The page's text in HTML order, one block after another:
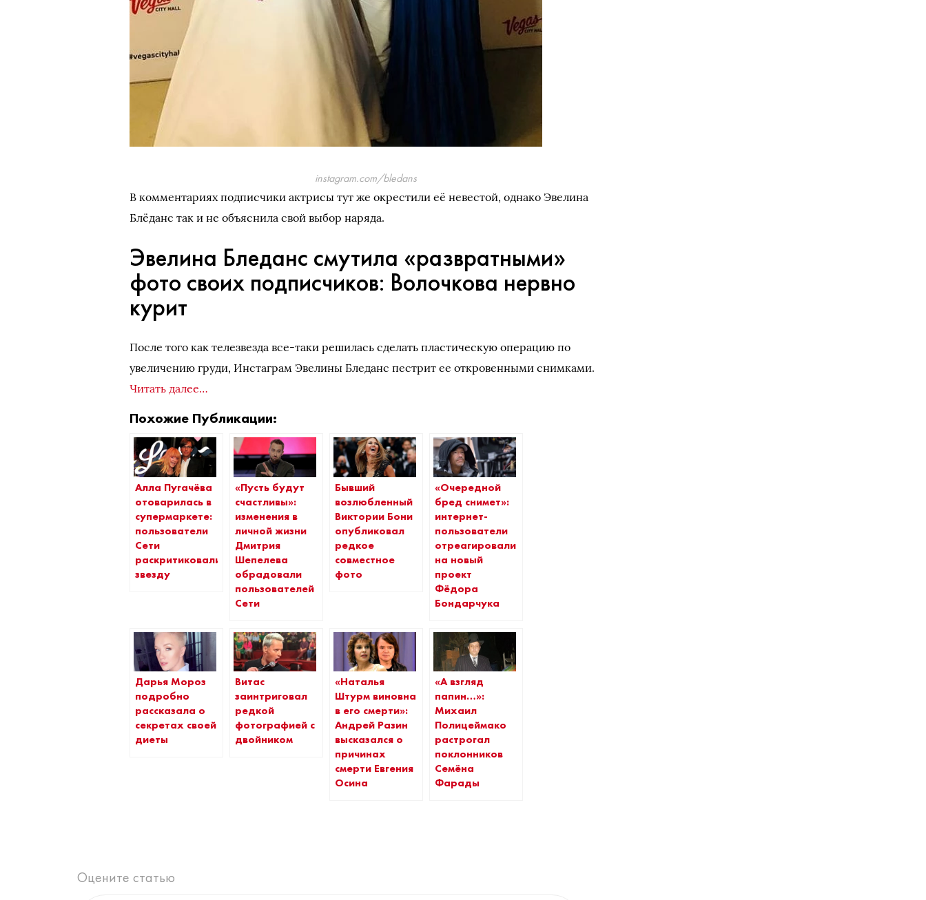
instagram.com/bledans
В комментариях подписчики актрисы тут же окрестили её невестой, однако Эвелина
Блёданс так и не объяснила свой выбор наряда.
Эвелина Бледанс смутила «развратными»
фото своих подписчиков: Волочкова нервно
курит
После того как телезвезда все-таки решилась сделать пластическую операцию по
увеличению груди, Инстаграм Эвелины Бледанс пестрит ее откровенными снимками.
Читать далее…
Похожие Публикации:
Алла Пугачёва
отоварилась в
супермаркете:
пользователи
Сети
раскритиковали
звезду
«Пусть будут
счастливы»:
изменения в
личной жизни
Дмитрия
Шепелева
обрадовали
пользователей
Сети
Бывший
возлюбленный
Виктории Бони
опубликовал
редкое
совместное
фото
«Очередной
бред снимет»:
интернет-
пользователи
отреагировали
на новый
проект
Фёдора
Бондарчука
Дарья Мороз
подробно
рассказала о
секретах своей
диеты
Витас
заинтриговал
редкой
фотографией с
двойником
«Наталья
Штурм виновна
в его смерти»:
Андрей Разин
высказался о
причинах
смерти Евгения
Осина
«А взгляд
папин…»:
Михаил
Полицеймако
растрогал
поклонников
Семёна
Фарады
Оцените статью